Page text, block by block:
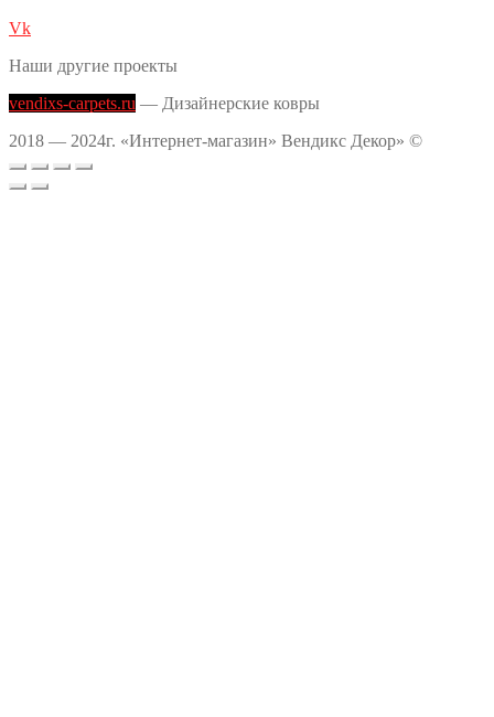
Vk
Наши другие проекты
vendixs-carpets.ru — Дизайнерские ковры
2018 — 2024г. «Интернет-магазин» Вендикс Декор» ©